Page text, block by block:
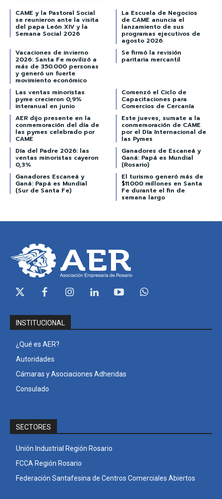
CAME y la Pastoral Social
se reunieron ante la visita
del papa León XIV y la
Semana Social 2026
La Escuela de Negocios
de CAME anuncia el
lanzamiento de sus
programas ejecutivos de
agosto 2026
Vacaciones de invierno
2026: Santa Fe movilizó a
más de 350.000 personas
y generó un fuerte
movimiento económico
Se firmó la revisión
paritaria mercantil
Las ventas minoristas
pyme crecieron 0,9%
interanual en junio
Comenzó el Ciclo de
Capacitaciones para
Comercios de Cercanía
AER dijo presente en la
conmemoración del día de
las pymes celebrado por
CAME
Este jueves, sumate a la
conmemoración de CAME
por el Día Internacional de
las Pymes
Día del Padre 2026: las
ventas minoristas cayeron
0,3%
Ganadores de Escaneá y
Ganá: Papá es Mundial
(Rosario)
Ganadores Escaneá y
Ganá: Papá es Mundial
(Sur de Santa Fe)
El turismo generó más de
$11.000 millones en Santa
Fe durante el fin de
semana largo
INSTITUCIONAL
¿Qué es AER?
Autoridades
Cámaras y Asociaciones Adheridas
Consulado
SECTORES
Unión Industrial Región Rosario
FCCA Región Rosario
Federación Santafesina de Centros Comerciales Abiertos